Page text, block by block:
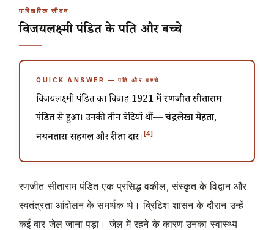
पारिवारिक जीवन
विजयलक्ष्मी पंडित के पति और बच्चे
QUICK ANSWER — पति और बच्चे
विजयलक्ष्मी पंडित का विवाह 1921मेंरणजीत सीताराम
पंडितसे हुआ। उनकी तीन बेटियाँ थीं—चंद्रलेखा मेहता,
नयनतारा सहगलऔररीता दार। [4]
रणजीत सीताराम पंडित एक प्रसिद्ध वकील, संस्कृत के विद्वान और
स्वतंत्रता आंदोलन के समर्थक थे। ब्रिटिश शासन के दौरान उन्हें
कई बार जेल जाना पड़ा। जेल में रहने के कारण उनका स्वास्थ्य